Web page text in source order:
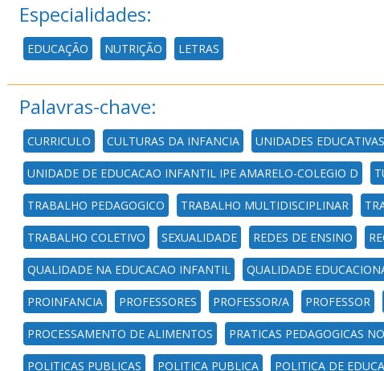
Especialidades:
EDUCAÇÃO NUTRIÇÃO LETRAS
Palavras-chave:
CURRICULO CULTURAS DA INFANCIA UNIDADES EDUCATIVAS
UNIDADE DE EDUCACAO INFANTIL IPE AMARELO-COLEGIO D
TRABALHO PEDAGOGICO TRABALHO MULTIDISCIPLINAR
TRABALHO COLETIVO SEXUALIDADE REDES DE ENSINO
QUALIDADE NA EDUCACAO INFANTIL QUALIDADE
PROINFANCIA PROFESSORES PROFESSOR/A PROFESSOR
PROCESSAMENTO DE ALIMENTOS PRATICAS PEDAGOGICAS
POLITICAS PUBLICAS POLITICA PUBLICA POLITICA DE